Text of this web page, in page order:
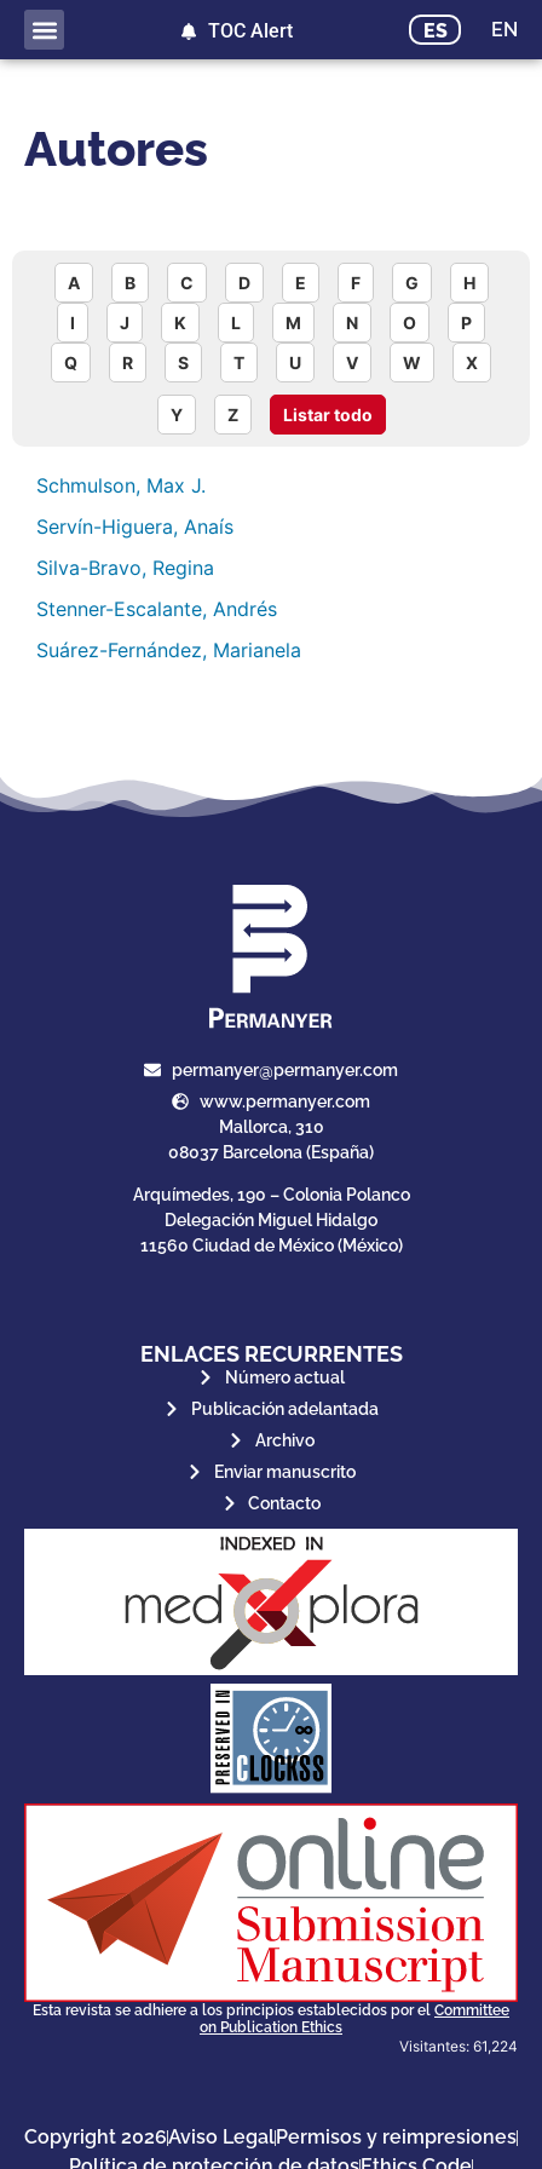
ES EN
TOC Alert
Autores
A B C D E F G
H
I
J K L M N O
P
Q
R S T U V W X
Y Z Listar todo
Schmulson, Max J.
Servín-Higuera, Anaís
Silva-Bravo, Regina
Stenner-Escalante, Andrés
Suárez-Fernández, Marianela
permanyer@permanyer.com
www.permanyer.com
Mallorca, 310
08037 Barcelona (España)
Arquímedes, 190 – Colonia Polanco
Delegación Miguel Hidalgo
11560 Ciudad de México (México)
ENLACES RECURRENTES
Número actual
Publicación adelantada
Archivo
Enviar manuscrito
Contacto
CLOCKSS is a dak archive that
ensures the long-term survival
of web-based scholary
publications, governed by and
for its stakeholders.
Esta revista se adhiere a los principios establecidos por el Committee
on Publication Ethics
Visitantes: 61,224
Copyright 2026Aviso Legal Permisos y reimpresiones